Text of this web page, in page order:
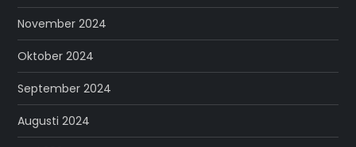
November 2024
Oktober 2024
September 2024
Augusti 2024